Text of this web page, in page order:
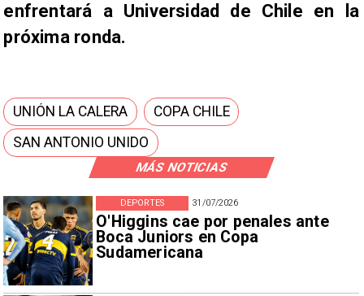
MÁS NOTICIAS
31/07/2026
O'Higgins cae por penales ante
Boca Juniors en Copa
Sudamericana
DEPORTES
enfrentará a Universidad de Chile en la
próxima ronda.
UNIÓN LA CALERA
COPA CHILE
SAN ANTONIO UNIDO